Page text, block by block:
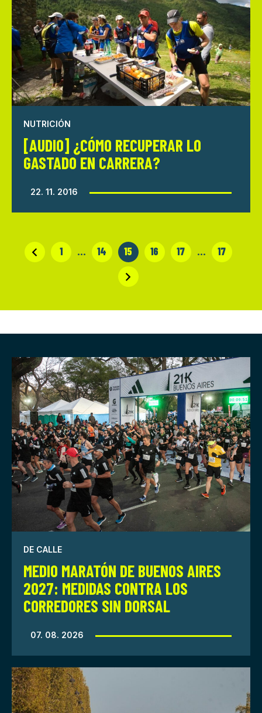
NUTRICIÓN
[AUDIO] ¿CÓMO RECUPERAR LO
GASTADO EN CARRERA?
22. 11. 2016
1 … 14 15 16 17 … 17
DE CALLE
MEDIO MARATÓN DE BUENOS AIRES
2027: MEDIDAS CONTRA LOS
CORREDORES SIN DORSAL
07. 08. 2026